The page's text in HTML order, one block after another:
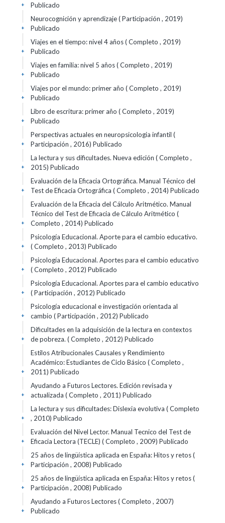
Publicado
+
Neurocognición y aprendizaje ( Participación , 2019)
Publicado
+
Viajes en el tiempo: nivel 4 años ( Completo , 2019)
Publicado
+
Viajes en familia: nivel 5 años ( Completo , 2019)
Publicado
+
Viajes por el mundo: primer año ( Completo , 2019)
Publicado
+
Libro de escritura: primer año ( Completo , 2019)
Publicado
+
Perspectivas actuales en neuropsicologia infantil (
Participación , 2016) Publicado
+
La lectura y sus dificultades. Nueva edición ( Completo ,
2015) Publicado
+
Evaluación de la Eficacia Ortográfica. Manual Técnico del
Test de Eficacia Ortográfica ( Completo , 2014) Publicado
+
Evaluación de la Eficacia del Cálculo Aritmético. Manual
Técnico del Test de Eficacia de Cálculo Aritmético (
Completo , 2014) Publicado
+
Psicología Educacional. Aporte para el cambio educativo.
( Completo , 2013) Publicado
+
Psicología Educacional. Aportes para el cambio educativo
( Completo , 2012) Publicado
+
Psicología Educacional. Aportes para el cambio educativo
( Participación , 2012) Publicado
+
Psicología educacional e investigación orientada al
cambio ( Participación , 2012) Publicado
+
Dificultades en la adquisición de la lectura en contextos
de pobreza. ( Completo , 2012) Publicado
+
Estilos Atribucionales Causales y Rendimiento
Académico: Estudiantes de Ciclo Básico ( Completo ,
2011) Publicado
+
Ayudando a Futuros Lectores. Edición revisada y
actualizada ( Completo , 2011) Publicado
+
La lectura y sus dificultades: Dislexia evolutiva ( Completo
, 2010) Publicado
+
Evaluación del Nivel Lector. Manual Tecnico del Test de
Eficacia Lectora (TECLE) ( Completo , 2009) Publicado
+
25 años de lingüística aplicada en España: Hitos y retos (
Participación , 2008) Publicado
+
25 años de lingüística aplicada en España: Hitos y retos (
Participación , 2008) Publicado
+
Ayudando a Futuros Lectores ( Completo , 2007)
Publicado
+